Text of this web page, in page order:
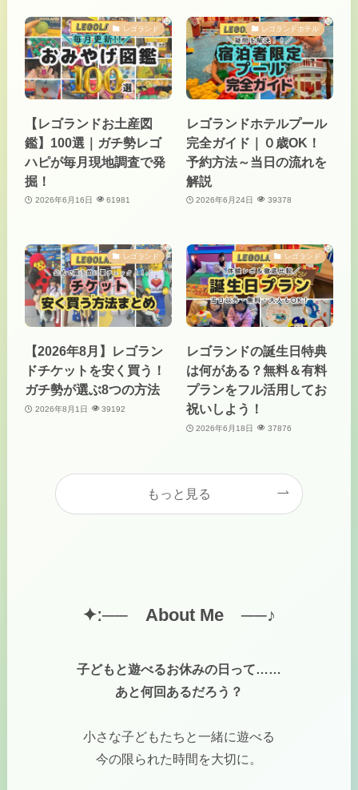
レゴランド
【レゴランドお土産図
鑑】100選｜ガチ勢レゴ
ハピが毎月現地調査で発
掘！
2026年6月16日 61981
レゴランドホテル
レゴランドホテルプール
完全ガイド｜０歳OK！
予約方法～当日の流れを
解説
2026年6月24日 39378
レゴランド
【2026年8月】レゴラン
ドチケットを安く買う！
ガチ勢が選ぶ8つの方法
2026年8月1日 39192
レゴランド
レゴランドの誕生日特典
は何がある？無料＆有料
プランをフル活用してお
祝いしよう！
2026年6月18日 37876
もっと見る
✦ː── About Me ──♪
子どもと遊べるお休みの日って……
あと何回あるだろう？
小さな子どもたちと一緒に遊べる
今の限られた時間を大切に。